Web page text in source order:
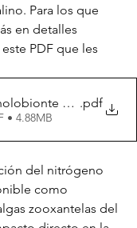
Para los que
en detalles
PDF que les
holobionte coralino
.pdf
• 4.88MB
del nitrógeno
como
zooxantelas del